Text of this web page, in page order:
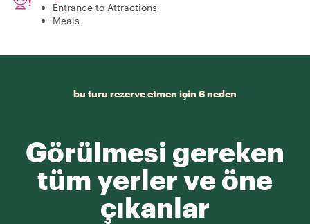
Entrance to Attractions
Meals
bu turu rezerve etmen için 6 neden
Görülmesi gereken
tüm yerler ve öne
çıkanlar